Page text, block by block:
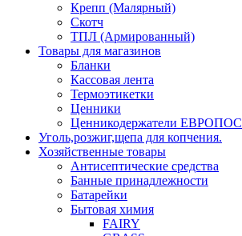
Крепп (Малярный)
Скотч
ТПЛ (Армированный)
Товары для магазинов
Бланки
Кассовая лента
Термоэтикетки
Ценники
Ценникодержатели ЕВРОПОС
Уголь,розжиг,щепа для копчения.
Хозяйственные товары
Антисептические средства
Банные принадлежности
Батарейки
Бытовая химия
FAIRY